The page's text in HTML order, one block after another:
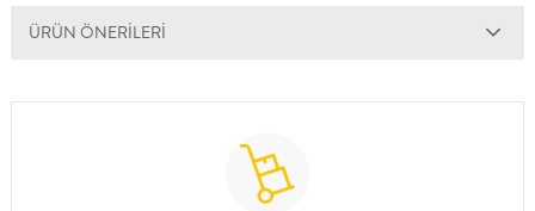
ÜRÜN ÖNERILERI